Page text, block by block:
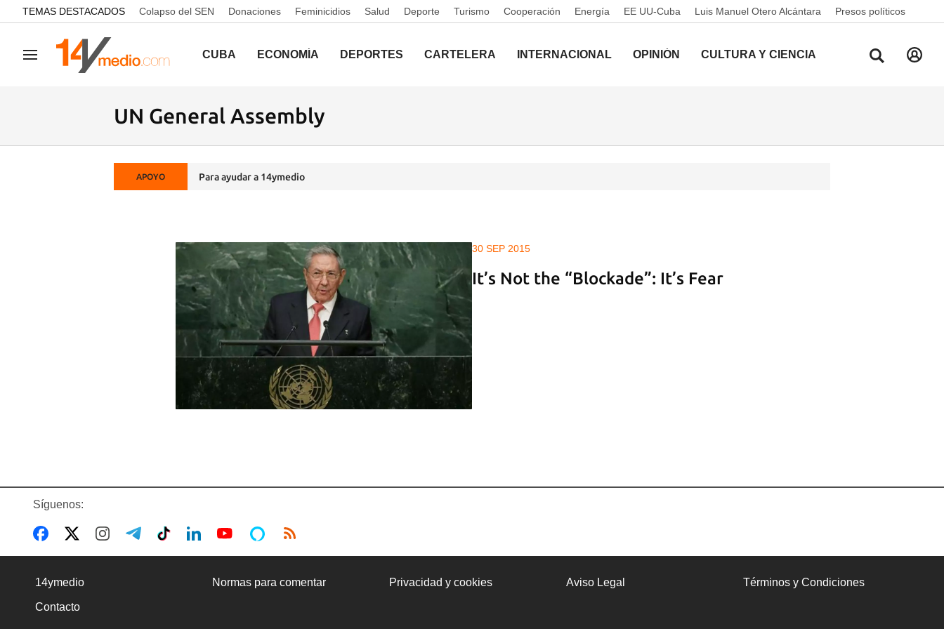
common.go-to-content
TEMAS DESTACADOS Colapso del SEN Donaciones Feminicidios Salud Deporte Turismo Cooperación Energía EE UU-Cuba Luis Manuel Otero Alcántara Presos políticos
Navegación CUBA ECONOMÍA DEPORTES CARTELERA INTERNACIONAL OPINIÓN CULTURA Y CIENCIA
UN General Assembly
APOYO Para ayudar a 14ymedio
30 SEP 2015
It’s Not the “Blockade”: It’s Fear
Síguenos:
14ymedio Normas para comentar Privacidad y cookies Aviso Legal Términos y Condiciones
Contacto